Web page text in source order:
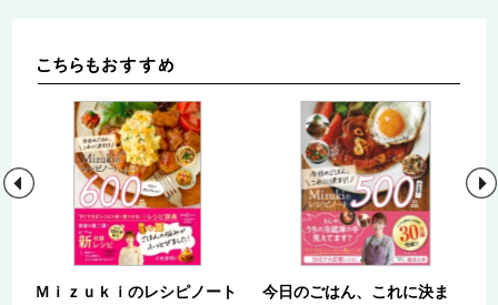
Ｍｉｚｕｋｉのレシピノート
今日のごはん、これに決ま